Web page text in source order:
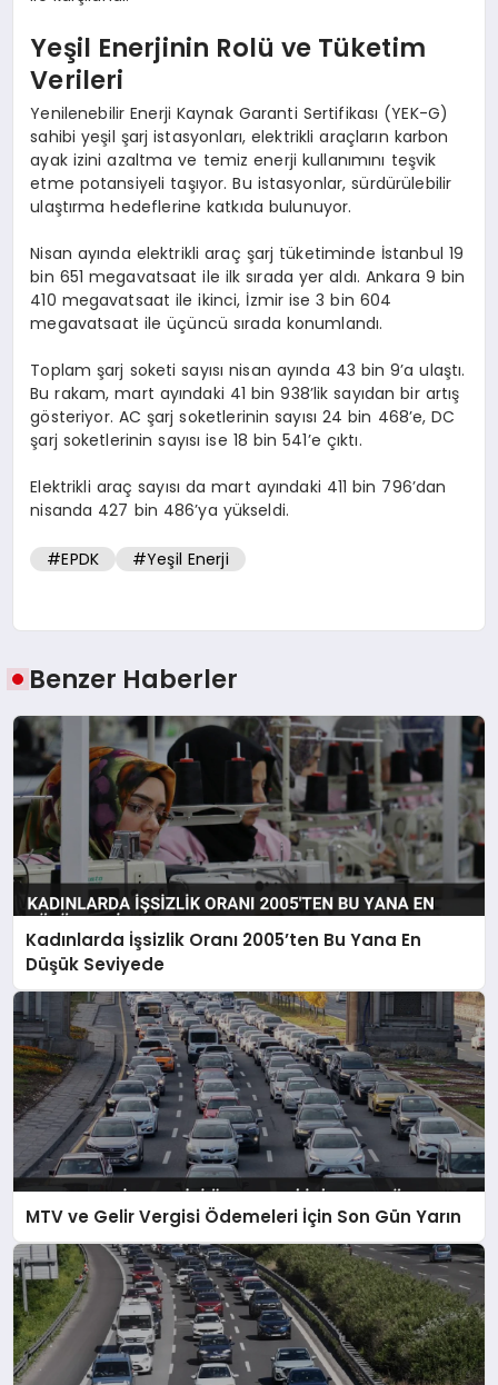
Yeşil Enerjinin Rolü ve Tüketim
Verileri
Yenilenebilir Enerji Kaynak Garanti Sertifikası (YEK-G)
sahibi yeşil şarj istasyonları, elektrikli araçların karbon
ayak izini azaltma ve temiz enerji kullanımını teşvik
etme potansiyeli taşıyor. Bu istasyonlar, sürdürülebilir
ulaştırma hedeflerine katkıda bulunuyor.
Nisan ayında elektrikli araç şarj tüketiminde İstanbul 19
bin 651 megavatsaat ile ilk sırada yer aldı. Ankara 9 bin
410 megavatsaat ile ikinci, İzmir ise 3 bin 604
megavatsaat ile üçüncü sırada konumlandı.
Toplam şarj soketi sayısı nisan ayında 43 bin 9’a ulaştı.
Bu rakam, mart ayındaki 41 bin 938’lik sayıdan bir artış
gösteriyor. AC şarj soketlerinin sayısı 24 bin 468’e, DC
şarj soketlerinin sayısı ise 18 bin 541’e çıktı.
Elektrikli araç sayısı da mart ayındaki 411 bin 796’dan
nisanda 427 bin 486’ya yükseldi.
#EPDK #Yeşil Enerji
Benzer Haberler
Kadınlarda İşsizlik Oranı 2005’ten Bu Yana En
Düşük Seviyede
MTV ve Gelir Vergisi Ödemeleri İçin Son Gün Yarın